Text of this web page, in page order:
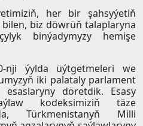
her bir şahsyýetiň
biz döwrüň talaplaryna
binýadymyzy hemişe
nji ýylda üýtgetmeleri we
iki palataly parlament
döretdik. Esasy
kodeksimiziň täze
Türkmenistanyň Milli